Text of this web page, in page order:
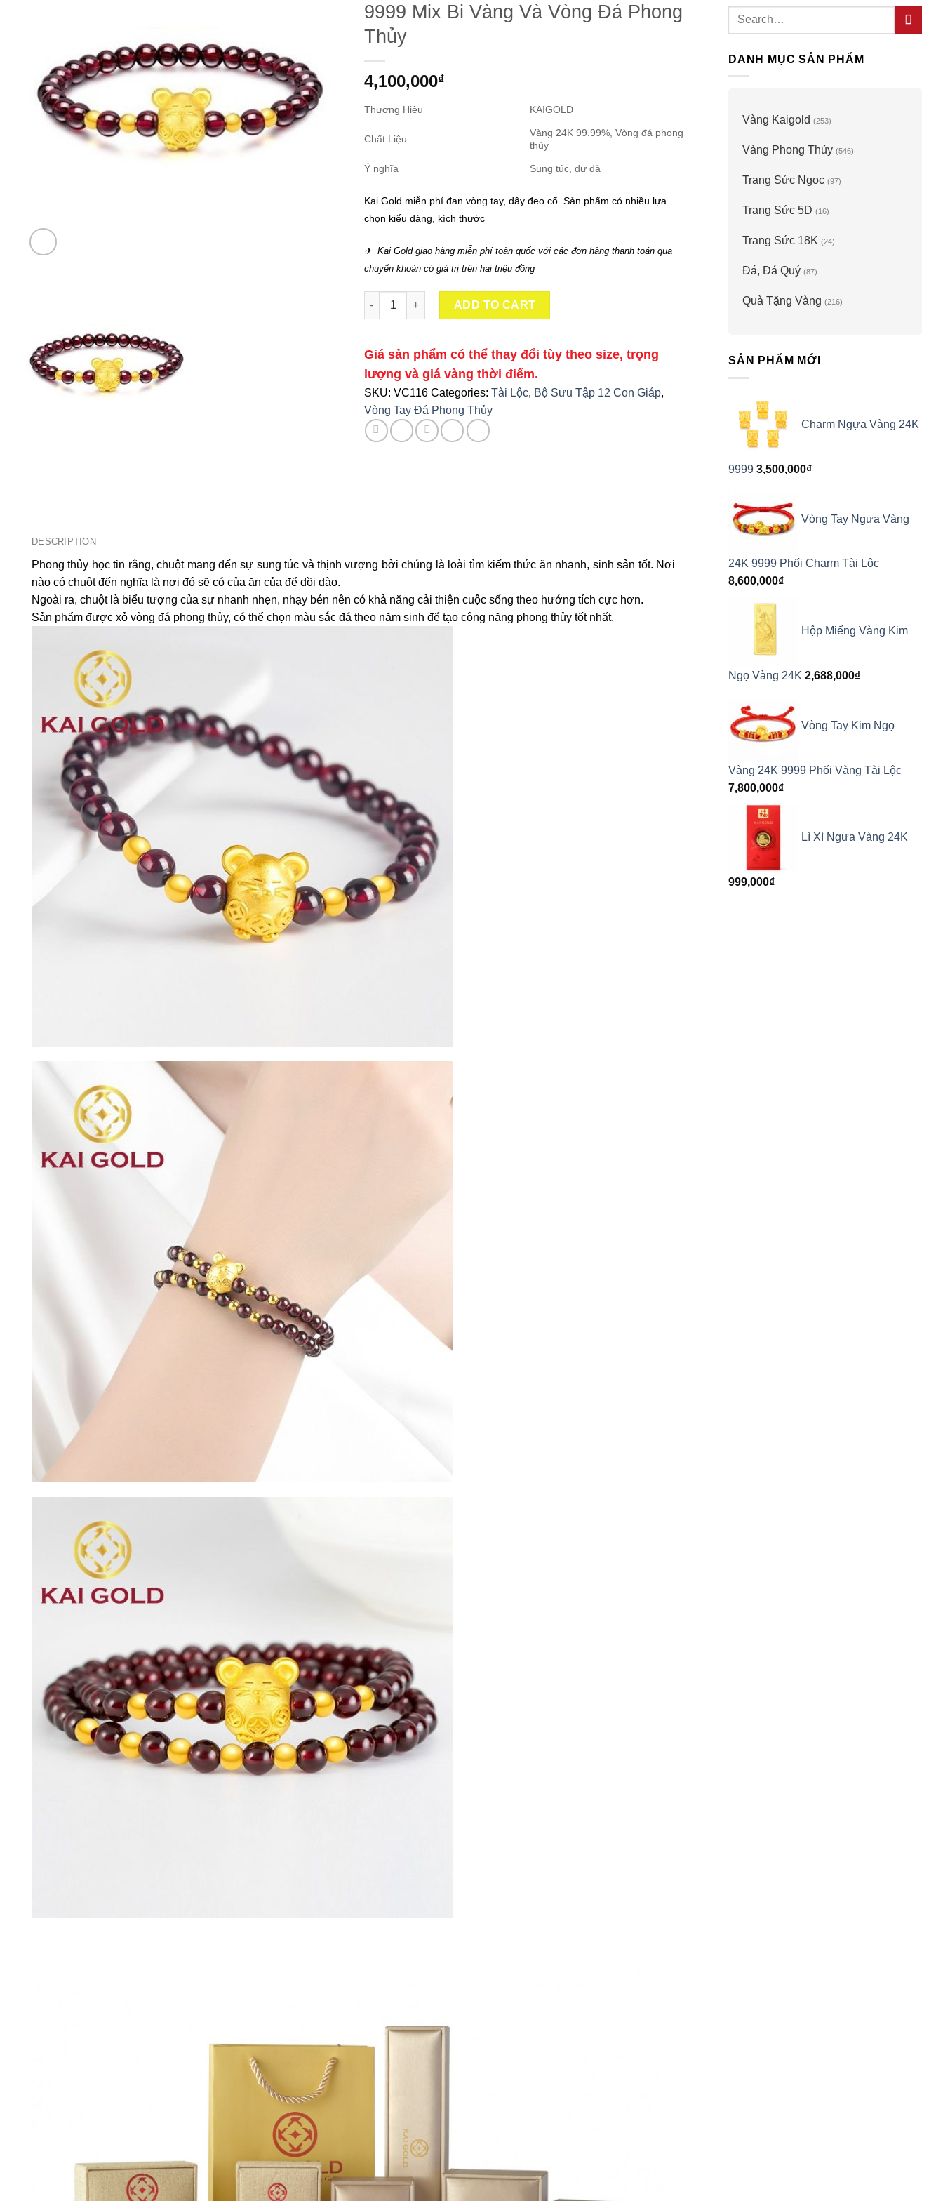
Search
DANH MỤC SẢN PHẨM
Vàng Kaigold (253)
Vàng Phong Thủy (546)
Trang Sức Ngọc (97)
Trang Sức 5D (16)
Trang Sức 18K (24)
Đá, Đá Quý (87)
Quà Tặng Vàng (216)
SẢN PHẨM MỚI
Charm Ngựa Vàng 24K
9999 3,500,000₫
Vòng Tay Ngựa Vàng
24K 9999 Phối Charm Tài Lộc
8,600,000₫
Hộp Miếng Vàng Kim
Ngọ Vàng 24K 2,688,000₫
Vòng Tay Kim Ngọ
Vàng 24K 9999 Phối Vàng Tài Lộc
7,800,000₫
Lì Xì Ngựa Vàng 24K
999,000₫
9999 Mix Bi Vàng Và Vòng Đá Phong
Thủy
4,100,000₫
Thương Hiệu KAIGOLD
Chất Liệu
Vàng 24K 99.99%, Vòng đá phong
thủy
Ý nghĩa Sung túc, dư dả
Kai Gold miễn phí đan vòng tay, dây đeo cổ. Sản phẩm có nhiều lựa
chọn kiểu dáng, kích thước
✈ Kai Gold giao hàng miễn phí toàn quốc với các đơn hàng thanh toán qua
chuyển khoản có giá trị trên hai triệu đồng
Vòng Tay Kim Tý Kim Tiền Vàng 24K 9999 Mix Bi Vàng Và Vòng Đá Phong Thủy quantity
ADD TO CART
Giá sản phẩm có thể thay đổi tùy theo size, trọng
lượng và giá vàng thời điểm.
SKU: VC116 Categories: Tài Lộc, Bộ Sưu Tập 12 Con Giáp,
Vòng Tay Đá Phong Thủy
DESCRIPTION
Phong thủy học tin rằng, chuột mang đến sự sung túc và thịnh vượng bởi chúng là loài tìm kiếm thức ăn nhanh, sinh sản tốt. Nơi
nào có chuột đến nghĩa là nơi đó sẽ có của ăn của để dồi dào.
Ngoài ra, chuột là biểu tượng của sự nhanh nhẹn, nhạy bén nên có khả năng cải thiện cuộc sống theo hướng tích cực hơn.
Sản phẩm được xỏ vòng đá phong thủy, có thể chọn màu sắc đá theo năm sinh để tạo công năng phong thủy tốt nhất.